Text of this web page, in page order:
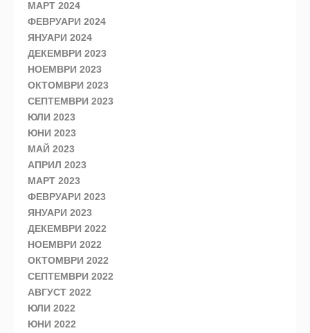
МАРТ 2024
ФЕВРУАРИ 2024
ЯНУАРИ 2024
ДЕКЕМВРИ 2023
НОЕМВРИ 2023
ОКТОМВРИ 2023
СЕПТЕМВРИ 2023
ЮЛИ 2023
ЮНИ 2023
МАЙ 2023
АПРИЛ 2023
МАРТ 2023
ФЕВРУАРИ 2023
ЯНУАРИ 2023
ДЕКЕМВРИ 2022
НОЕМВРИ 2022
ОКТОМВРИ 2022
СЕПТЕМВРИ 2022
АВГУСТ 2022
ЮЛИ 2022
ЮНИ 2022